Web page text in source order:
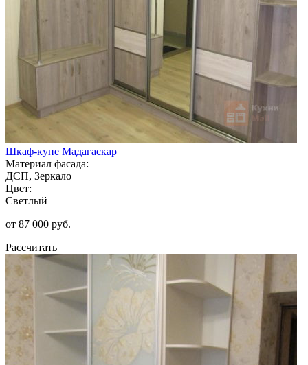
Шкаф-купе Мадагаскар
Материал фасада:
ДСП, Зеркало
Цвет:
Светлый
от 87 000 руб.
Рассчитать